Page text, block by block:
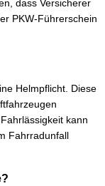
dass Versicherer
PKW-Führerschein
Helmpflicht. Diese
kann
Fahrradunfall